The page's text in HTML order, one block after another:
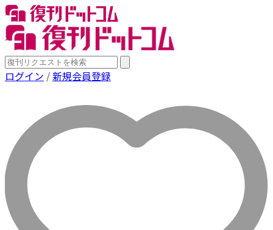
ログイン /新規会員登録